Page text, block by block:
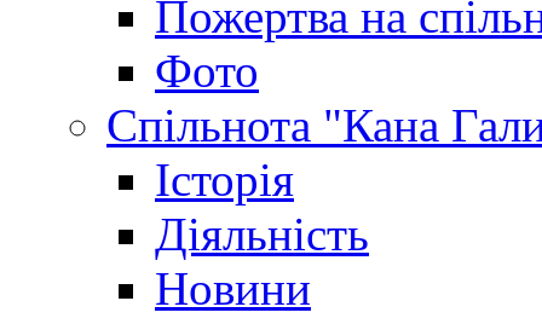
Пожертва на
Фото
Спільнота "Кана
Історія
Діяльність
Новини